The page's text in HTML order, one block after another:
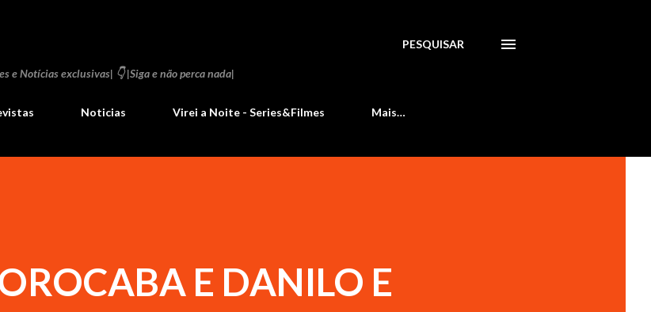
e Notícias exclusivas| 👇 |Siga e não perca nada|
PESQUISAR
Noticias Virei a Noite - Series&Filmes Mais…
E DANILO E